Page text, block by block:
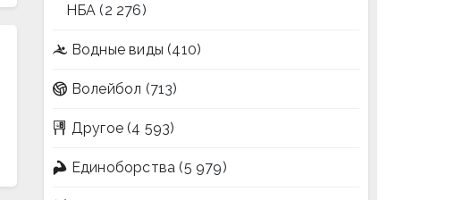
НБА (2 276)
Водные виды (410)
Волейбол (713)
Другое (4 593)
Единоборства (5 979)